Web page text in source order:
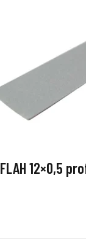
FLAH 12×0,5